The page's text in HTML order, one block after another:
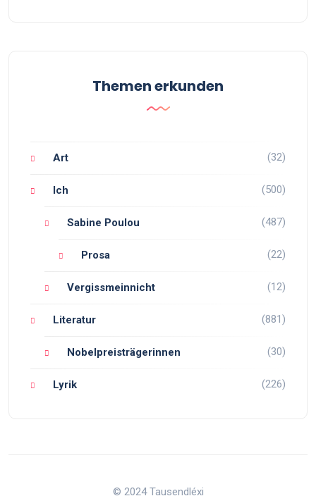
Themen erkunden
Art (32)
Ich (500)
Sabine Poulou (487)
Prosa (22)
Vergissmeinnicht (12)
Literatur (881)
Nobelpreisträgerinnen (30)
Lyrik (226)
© 2024 Tausendléxi